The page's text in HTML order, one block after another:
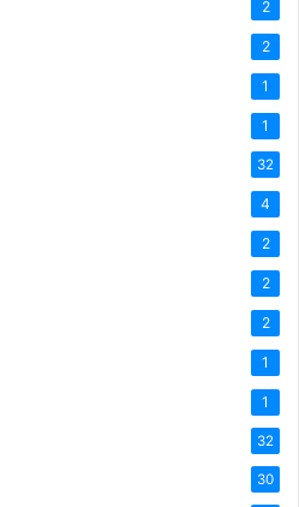
2
2
1
1
32
4
2
2
2
1
1
32
30